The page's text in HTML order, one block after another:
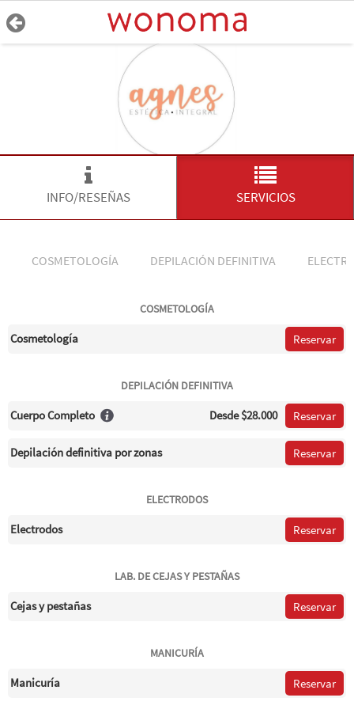
INFO/RESEÑAS SERVICIOS
COSMETOLOGÍA DEPILACIÓN DEFINITIVA
COSMETOLOGÍA
Cosmetología Reservar
DEPILACIÓN DEFINITIVA
Cuerpo Completo Desde$28.000 Reservar
Depilación definitiva por zonas Reservar
ELECTRODOS
Electrodos Reservar
LAB. DE CEJAS Y PESTAÑAS
Cejas y pestañas Reservar
MANICURÍA
Manicuría Reservar